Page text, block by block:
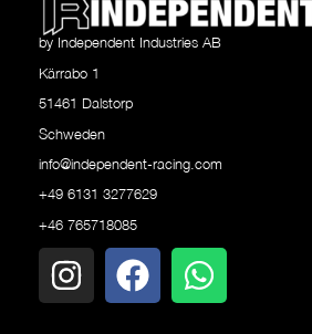
by Independent Industries AB
Kärrabo 1
51461 Dalstorp
Schweden
info@independent-racing.com
+49 6131 3277629
+46 765718085